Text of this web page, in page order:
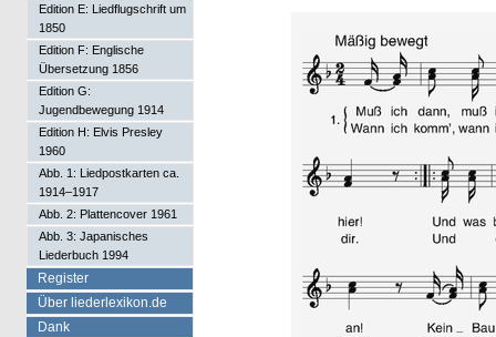
Edition E: Liedflugschrift um
1850
Edition F: Englische
Übersetzung 1856
Edition G:
Jugendbewegung 1914
Edition H: Elvis Presley
1960
Abb. 1: Liedpostkarten ca.
1914–1917
Abb. 2: Plattencover 1961
Abb. 3: Japanisches
Liederbuch 1994
Register
Über liederlexikon.de
Dank